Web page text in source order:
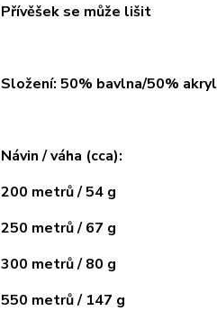
Přívěšek se může lišit
Složení: 50% bavlna/50% akryl
Návin / váha (cca):
200 metrů / 54 g
250 metrů / 67 g
300 metrů / 80 g
550 metrů / 147 g